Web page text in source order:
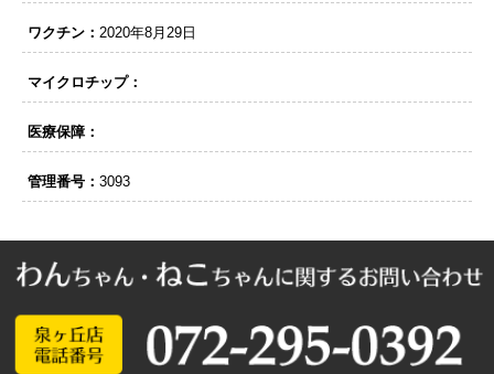
ワクチン： 2020年8月29日
マイクロチップ：
医療保障：
管理番号： 3093